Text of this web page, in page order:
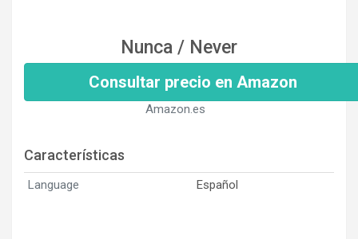
Nunca / Never
Consultar precio en Amazon
Amazon.es
Características
Language Español